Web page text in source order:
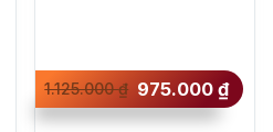
Singleton
Courvoisier
1.125.000₫ 975.000₫